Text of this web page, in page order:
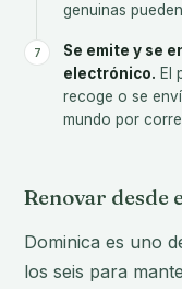
genuinas
Se emite y se
electrónico. El
recoge o se
mundo por
Renovar desde
Dominica es uno
los seis para